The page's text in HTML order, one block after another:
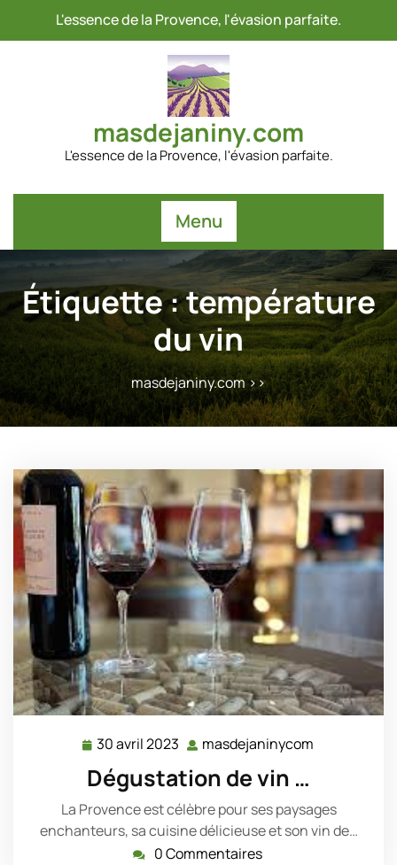
L'essence de la Provence, l'évasion parfaite.
masdejaniny.com
L'essence de la Provence, l'évasion parfaite.
Menu
Étiquette :température
du vin
masdejaniny.com>>
30 avril 2023 30
avril
2023
masdejaninycom
Dégustation de vin …
La Provence est célèbre pour ses paysages
enchanteurs, sa cuisine délicieuse et son vin de…
0 Commentaires